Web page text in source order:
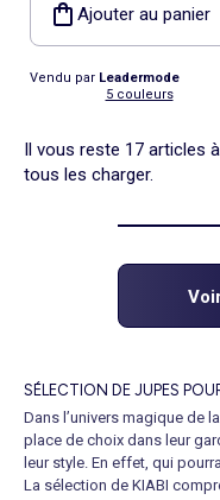
Ajouter au panier
Vendu par Leadermode
5 couleurs
Il vous reste 17 articles
tous les charger.
SÉLECTION DE JUPES
Dans l’univers magique de
place de choix dans leur
leur style. En effet, qui
La sélection de KIABI